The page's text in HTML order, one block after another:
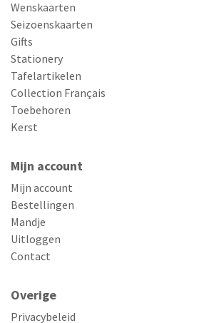
Wenskaarten
Seizoenskaarten
Gifts
Stationery
Tafelartikelen
Collection Français
Toebehoren
Kerst
Mijn account
Mijn account
Bestellingen
Mandje
Uitloggen
Contact
Overige
Privacybeleid